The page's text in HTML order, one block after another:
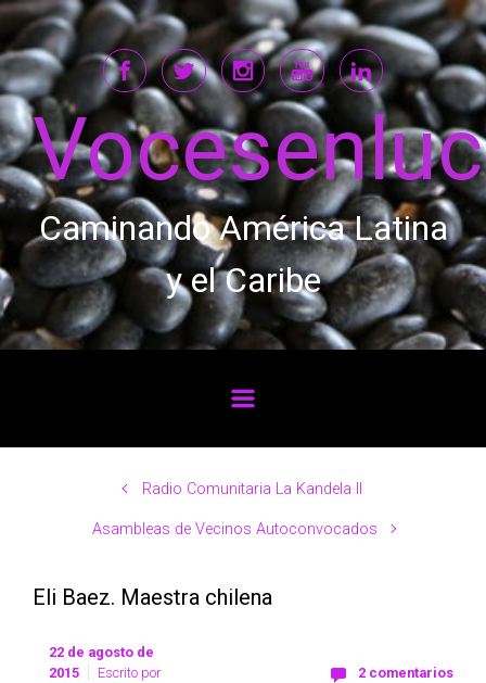
Saltar al contenido principal
Caminando América Latina
y el Caribe
Radio Comunitaria La Kandela II
Asambleas de Vecinos Autoconvocados
Eli Baez. Maestra chilena
22 de agosto de
2015
Escrito por
2 comentarios